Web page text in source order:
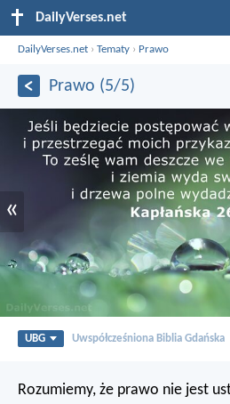
DailyVerses.net
DailyVerses.net ›Tematy › Prawo
Prawo (5/5)
«
UBG Uwspółcześniona Biblia Gdańska
Rozumiemy, że prawo nie jest